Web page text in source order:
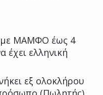
με ΜΑΜΦΟ έως 4
έχει ελληνική
εξ ολοκλήρου